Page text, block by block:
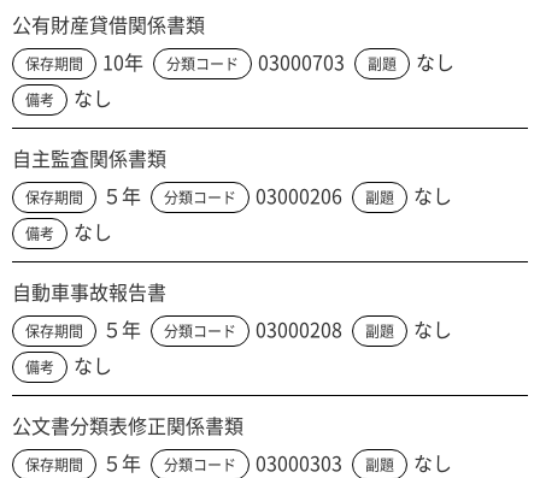
公有財産貸借関係書類
保存期間 10年 分類コード 03000703 副題 なし
備考 なし
自主監査関係書類
保存期間 ５年 分類コード 03000206 副題 なし
備考 なし
自動車事故報告書
保存期間 ５年 分類コード 03000208 副題 なし
備考 なし
公文書分類表修正関係書類
保存期間 ５年 分類コード 03000303 副題 なし